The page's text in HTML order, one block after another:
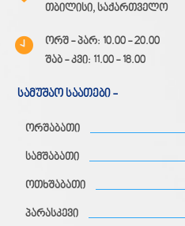
თბილისი, საქართველო
ორშ - პარ: 10.00 - 20.00
შაბ - კვი: 11.00 - 18.00
სამუშაო საათები -
ორშაბათი
სამშაბათი
ოთხშაბათი
პარასკევი